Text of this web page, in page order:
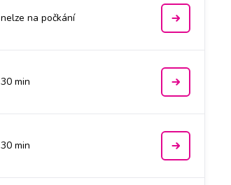
nelze na počkání
30 min
30 min